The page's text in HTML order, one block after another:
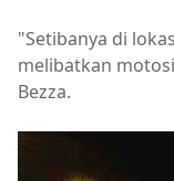
"Setibanya di
melibatkan
Bezza.